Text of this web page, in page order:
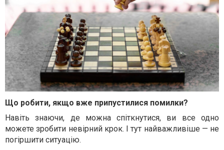
Що робити, якщо вже припустилися помилки?
Навіть знаючи, де можна спіткнутися, ви все одно
можете зробити невірний крок. І тут найважливіше — не
погіршити ситуацію.